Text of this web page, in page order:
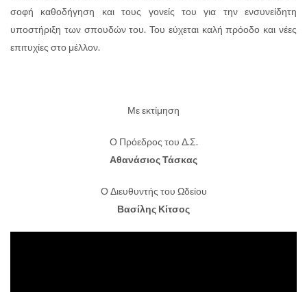
σοφή καθοδήγηση και τους γονείς του για την ενσυνείδητη
υποστήριξη των σπουδών του. Του εύχεται καλή πρόοδο και νέες
επιτυχίες στο μέλλον.
Με εκτίμηση
Ο Πρόεδρος του Δ.Σ.
Αθανάσιος Τάσκας
Ο Διευθυντής του Ωδείου
Βασίλης Κίτσος